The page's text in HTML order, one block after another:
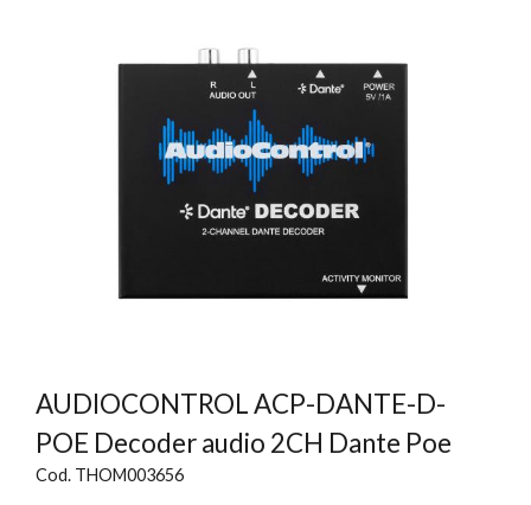
AUDIOCONTROL ACP-DANTE-D-
POE Decoder audio 2CH Dante Poe
Cod. THOM003656